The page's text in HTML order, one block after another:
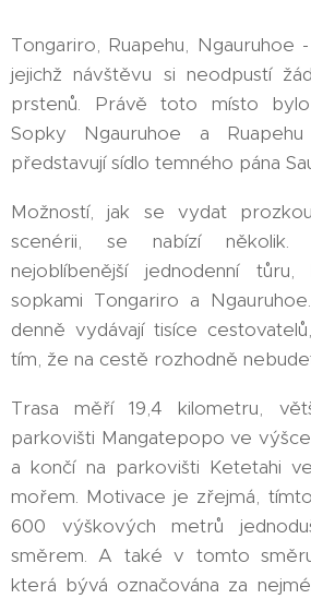
Tongariro, Ruapehu, Ngauruhoe
jejichž návštěvu si neodpustí
prstenů. Právě toto místo
Sopky Ngauruhoe a
představují sídlo temného pána
Možností, jak se vydat
scenérii, se nabízí
nejoblíbenější jednodenní
sopkami Tongariro a
denně vydávají tisíce
tím, že na cestě rozhodně
Trasa měří 19,4 kilometru,
parkovišti Mangatepopo ve
a končí na parkovišti Ketetahi
mořem. Motivace je zřejmá,
600 výškových metrů
směrem. A také v tomto
která bývá označována za